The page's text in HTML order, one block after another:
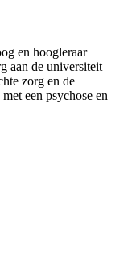
en hoogleraar
aan de universiteit
een psychose en